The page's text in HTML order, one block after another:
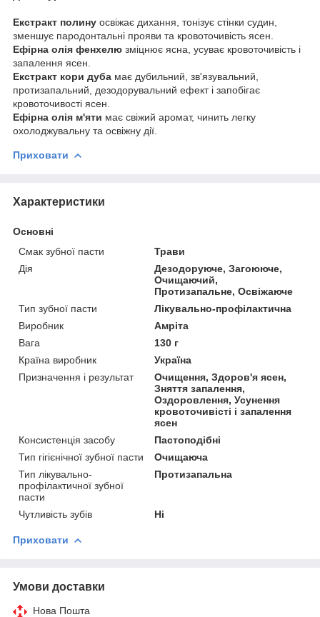
Екстракт полину освіжає дихання, тонізує стінки судин,
зменшує пародонтальні прояви та кровоточивість ясен.
Ефірна олія фенхелю зміцнює ясна, усуває кровоточивість і
запалення ясен.
Екстракт кори дуба має дубильний, зв'язувальний,
протизапальний, дезодорувальний ефект і запобігає
кровоточивості ясен.
Ефірна олія м'яти має свіжий аромат, чинить легку
охолоджувальну та освіжну дії.
Приховати
Характеристики
Основні
Смак зубної пасти
Трави
Дія
Дезодоруюче, Загоююче,
Очищаючий,
Протизапальне, Освіжаюче
Тип зубної пасти
Лікувально-профілактична
Виробник
Амріта
Вага
130 г
Країна виробник
Україна
Призначення і результат
Очищення, Здоров'я ясен,
Зняття запалення,
Оздоровлення, Усунення
кровоточивісті і запалення
ясен
Консистенція засобу
Пастоподібні
Тип гігієнічної зубної пасти
Очищаюча
Тип лікувально-
профілактичної зубної
пасти
Протизапальна
Чутливість зубів Ні
Приховати
Умови доставки
Нова Пошта